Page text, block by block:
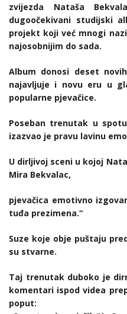
zvijezda Nataša
dugoočekivani studijski
projekt koji već mnogi
najosobnijim do sada.
Album donosi deset
najavljuje i novu eru u
popularne pjevačice.
Poseban trenutak u
izazvao je pravu lavinu
U dirljivoj sceni u kojoj
Mira Bekvalac,
pjevačica emotivno
tuđa prezimena.“
Suze koje obje puštaju
su stvarne.
Taj trenutak duboko je
komentari ispod videa
poput: